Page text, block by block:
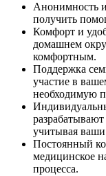
Анонимность
получить
Комфорт и
домашнем
комфортным.
Поддержка
участие в
необходимую
учитывая ваши
Постоянный
медицинское
процесса.